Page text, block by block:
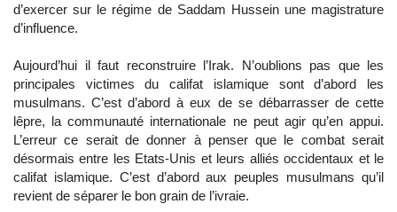
d’exercer sur le régime de Saddam Hussein une magistrature
d’influence.
Aujourd’hui il faut reconstruire l’Irak. N’oublions pas que les
principales victimes du califat islamique sont d’abord les
musulmans. C’est d’abord à eux de se débarrasser de cette
lêpre, la communauté internationale ne peut agir qu’en appui.
L’erreur ce serait de donner à penser que le combat serait
désormais entre les Etats-Unis et leurs alliés occidentaux et le
califat islamique. C’est d’abord aux peuples musulmans qu’il
revient de séparer le bon grain de l’ivraie.